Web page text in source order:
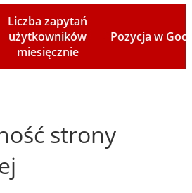
Liczba zapytań
użytkowników
miesięcznie
Pozycja w
strony